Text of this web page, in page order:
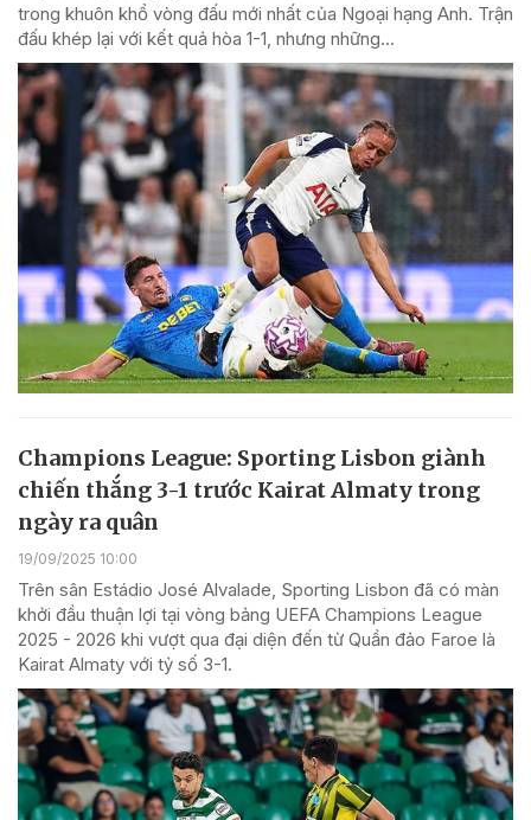
trong khuôn khổ vòng đấu mới nhất của Ngoại hạng Anh. Trận
đấu khép lại với kết quả hòa 1-1, nhưng những...
Champions League: Sporting Lisbon giành
chiến thắng 3-1 trước Kairat Almaty trong
ngày ra quân
19/09/2025 10:00
Trên sân Estádio José Alvalade, Sporting Lisbon đã có màn
khởi đầu thuận lợi tại vòng bảng UEFA Champions League
2025 - 2026 khi vượt qua đại diện đến từ Quần đảo Faroe là
Kairat Almaty với tỷ số 3-1.